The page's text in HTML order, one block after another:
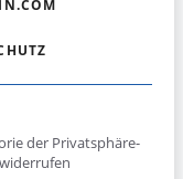
der Privatsphäre-